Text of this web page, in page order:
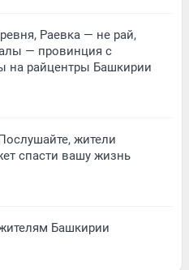
Раевка — не рай,
— провинция с
на райцентры Башкирии
жители
спасти вашу жизнь
Башкирии